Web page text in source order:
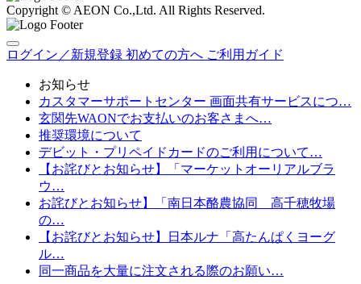
Copyright © AEON Co.,Ltd. All Rights Reserved.
ログイン／新規登録 初めての方へ ご利用ガイド
お知らせ
カスタマーサポートセンター 画面共有サービスにつ…
玄関先WAONでお支払いのお客さまへ…
推奨環境について
デビット・プリペイドカードのご利用について…
【お詫びとお知らせ】「マーケットオーリアルブラ
ウ…
お詫びとお知らせ】「南日本酪農協同 高千穂牧場
の…
【お詫びとお知らせ】日本ルナ「高たんぱくヨーグ
ル…
同一商品を大量に注文される際のお願い…